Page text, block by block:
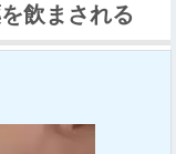
飲まされる